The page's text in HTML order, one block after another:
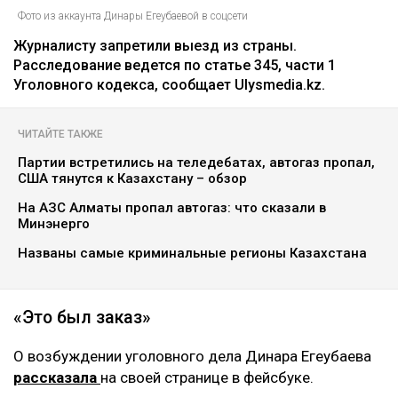
Фото из аккаунта Динары Егеубаевой в соцсети
Журналисту запретили выезд из страны.
Расследование ведется по статье 345, части 1
Уголовного кодекса, сообщает Ulysmedia.kz.
ЧИТАЙТЕ ТАКЖЕ
Партии встретились на теледебатах, автогаз пропал,
США тянутся к Казахстану – обзор
На АЗС Алматы пропал автогаз: что сказали в
Минэнерго
Названы самые криминальные регионы Казахстана
«Это был заказ»
О возбуждении уголовного дела Динара Егеубаева
рассказала на своей странице в фейсбуке.